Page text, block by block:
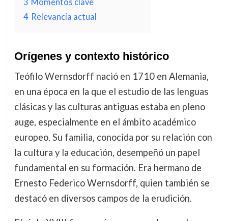
4 Relevancia actual
Orígenes y contexto histórico
Teófilo Wernsdorff nació en 1710 en Alemania,
en una época en la que el estudio de las lenguas
clásicas y las culturas antiguas estaba en pleno
auge, especialmente en el ámbito académico
europeo. Su familia, conocida por su relación con
la cultura y la educación, desempeñó un papel
fundamental en su formación. Era hermano de
Ernesto Federico Wernsdorff, quien también se
destacó en diversos campos de la erudición.